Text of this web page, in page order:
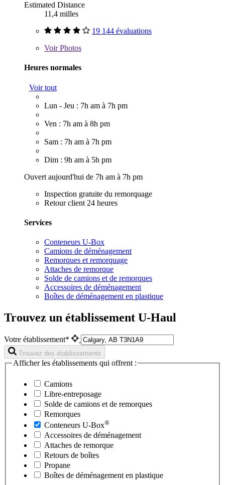
Estimated Distance
11,4 milles
19 144 évaluations
VoirPhotos
Heures normales
Voir tout
Lun - Jeu : 7h am à 7h pm
Ven : 7h am à 8h pm
Sam : 7h am à 7h pm
Dim : 9h am à 5h pm
Ouvert aujourd'hui de 7h am à 7h pm
Inspection gratuite du remorquage
Retour client 24 heures
Services
Conteneurs U-Box
Camions de déménagement
Remorques et remorquage
Attaches de remorque
Solde de camions et de remorques
Accessoires de déménagement
Boîtes de déménagement en plastique
Trouvez un établissement U-Haul
Votre établissement*
Trouvez des établissements
Afficher les établissements qui offrent :
Camions
Libre-entreposage
Solde de camions et de remorques
Remorques
Conteneurs U-Box®
Accessoires de déménagement
Attaches de remorque
Retours de boîtes
Propane
Boîtes de déménagement en plastique